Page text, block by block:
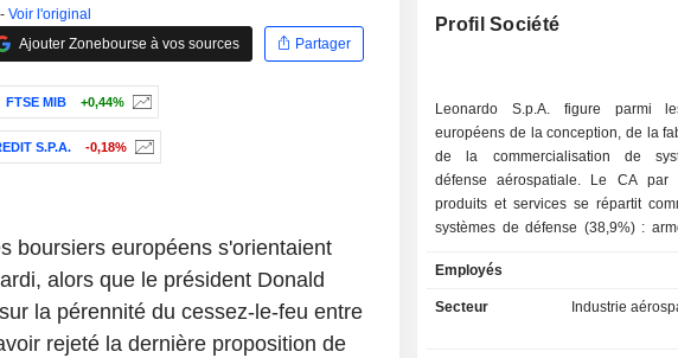
Voir l'original
Ajouter Zonebourse à vos sources
Partager
FTSE MIB +0,44%
S.P.A. -0,18%
boursiers européens s'orientaient
alors que le président Donald
la pérennité du cessez-le-feu entre
rejeté la dernière proposition de
Profil Société
Leonardo S.p.A. figure parmi
européens de la conception, de la
de la commercialisation de
défense aérospatiale. Le CA par
produits et services se répartit
systèmes de défense (38,9%) :
équipements aéronautiques
etc. ; - systèmes spatiaux (5,1%) ; - solutions de
Employés
Secteur
Industrie